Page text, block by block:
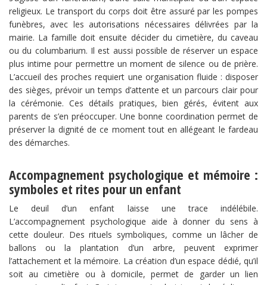
religieux. Le transport du corps doit être assuré par les pompes
funèbres, avec les autorisations nécessaires délivrées par la
mairie. La famille doit ensuite décider du cimetière, du caveau
ou du columbarium. Il est aussi possible de réserver un espace
plus intime pour permettre un moment de silence ou de prière.
L’accueil des proches requiert une organisation fluide : disposer
des sièges, prévoir un temps d’attente et un parcours clair pour
la cérémonie. Ces détails pratiques, bien gérés, évitent aux
parents de s’en préoccuper. Une bonne coordination permet de
préserver la dignité de ce moment tout en allégeant le fardeau
des démarches.
Accompagnement psychologique et mémoire :
symboles et rites pour un enfant
Le deuil d’un enfant laisse une trace indélébile.
L’accompagnement psychologique aide à donner du sens à
cette douleur. Des rituels symboliques, comme un lâcher de
ballons ou la plantation d’un arbre, peuvent exprimer
l’attachement et la mémoire. La création d’un espace dédié, qu’il
soit au cimetière ou à domicile, permet de garder un lien